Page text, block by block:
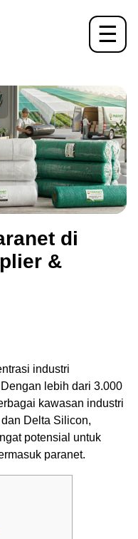
☰
di
&
industri
lebih dari 3.000
kawasan industri
Delta Silicon,
potensial untuk
paranet.